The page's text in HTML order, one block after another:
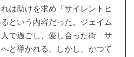
は助けを求め「サイレントヒ
という内容だった。ジェイム
で過ごし、愛し合った街「サ
と導かれる。しかし、かつて